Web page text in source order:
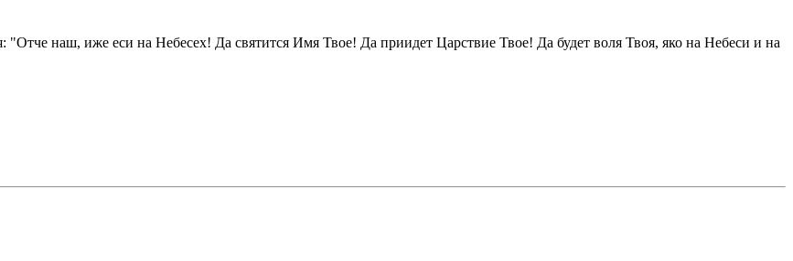
наш, иже еси на Небесех! Да святится Имя Твое! Да приидет Царствие Твое! Да будет воля Твоя, яко на Небеси и на